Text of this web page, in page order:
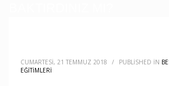
CUMARTESI, 21 TEMMUZ 2018 / PUBLISHED IN
EĞITIMLERI